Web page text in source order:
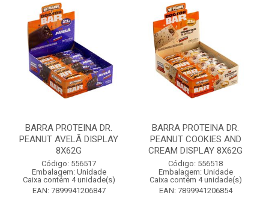
BARRA PROTEINA DR.
PEANUT AVELÃ DISPLAY
8X62G
Código: 556517
Embalagem: Unidade
Caixa contém 4 unidade(s)
EAN: 7899941206847
BARRA PROTEINA DR.
PEANUT COOKIES AND
CREAM DISPLAY 8X62G
Código: 556518
Embalagem: Unidade
Caixa contém 4 unidade(s)
EAN: 7899941206854